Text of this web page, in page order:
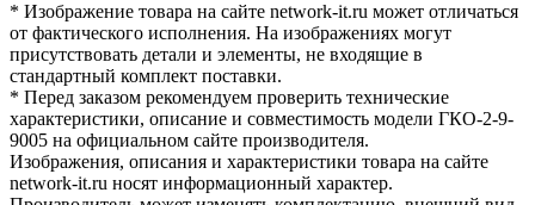
* Изображение товара на сайте network-it.ru может отличаться
от фактического исполнения. На изображениях могут
присутствовать детали и элементы, не входящие в
стандартный комплект поставки.
* Перед заказом рекомендуем проверить технические
характеристики, описание и совместимость модели ГКО-2-9-
9005 на официальном сайте производителя.
Изображения, описания и характеристики товара на сайте
network-it.ru носят информационный характер.